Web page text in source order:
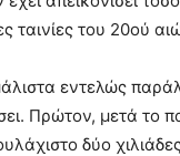
ταινίες του 20ού
εντελώς
Πρώτον, μετά το
δύο